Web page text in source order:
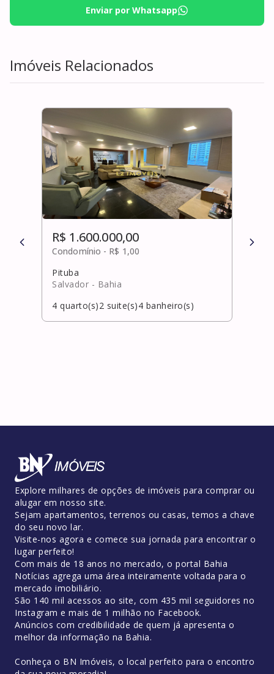
Enviar por Whatsapp
Imóveis Relacionados
R$ 1.600.000,00
Condomínio - R$ 1,00
Pituba
Salvador - Bahia
4 quarto(s)2 suite(s)4 banheiro(s)
R$
Explore milhares de opções de imóveis para comprar ou
alugar em nosso site.
Sejam apartamentos, terrenos ou casas, temos a chave
do seu novo lar.
Visite-nos agora e comece sua jornada para encontrar o
lugar perfeito!
Com mais de 18 anos no mercado, o portal Bahia
Notícias agrega uma área inteiramente voltada para o
mercado imobiliário.
São 140 mil acessos ao site, com 435 mil seguidores no
Instagram e mais de 1 milhão no Facebook.
Anúncios com credibilidade de quem já apresenta o
melhor da informação na Bahia.
Conheça o BN Imóveis, o local perfeito para o encontro